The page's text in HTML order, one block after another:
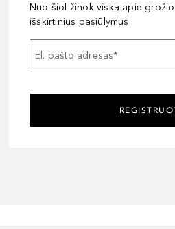
Nuo šiol žinok viską apie
išskirtinius pasiūlymus
El. pašto adresas*